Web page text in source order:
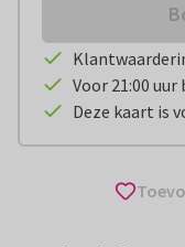
Voor 21:00
Deze kaart is